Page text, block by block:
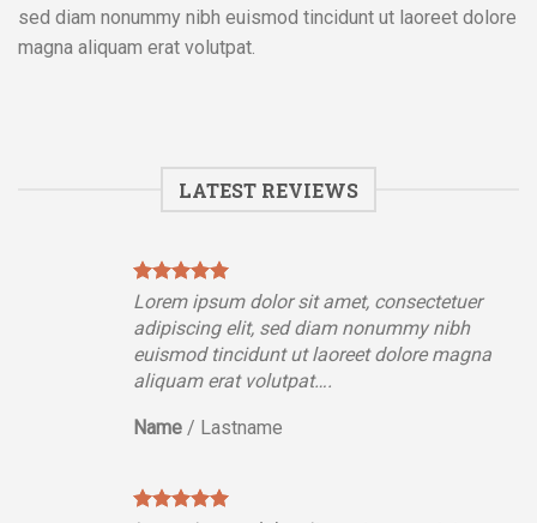
sed diam nonummy nibh euismod tincidunt ut laoreet dolore
magna aliquam erat volutpat.
LATEST REVIEWS
Lorem ipsum dolor sit amet, consectetuer
adipiscing elit, sed diam nonummy nibh
euismod tincidunt ut laoreet dolore magna
aliquam erat volutpat….
Name / Lastname